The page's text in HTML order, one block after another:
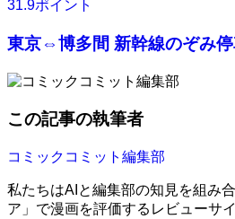
31.9ポイント
東京⇔博多間 新幹線のぞみ
この記事の執筆者
コミックコミット編集部
私たちはAIと編集部の知見を組み
ア」で漫画を評価するレビューサ